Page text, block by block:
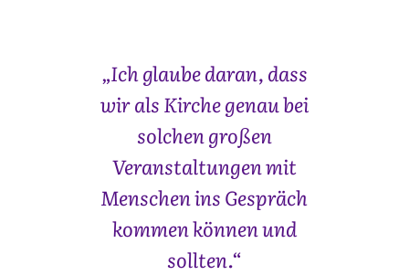
„Ich glaube daran, dass
wir als Kirche genau bei
solchen großen
Veranstaltungen mit
Menschen ins Gespräch
kommen können und
sollten.“